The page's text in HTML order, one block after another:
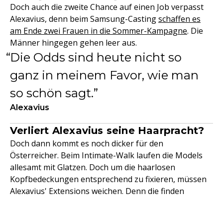
Doch auch die zweite Chance auf einen Job verpasst
Alexavius, denn beim Samsung-Castingschaffen es
am Ende zwei Frauen in die Sommer-Kampagne. Die
Männer hingegen gehen leer aus.
Die Odds sind heute nicht so
ganz in meinem Favor, wie man
so schön sagt.
Alexavius
Verliert Alexavius seine Haarpracht?
Doch dann kommt es noch dicker für den
Österreicher. Beim Intimate-Walk laufen die Models
allesamt mit Glatzen. Doch um die haarlosen
Kopfbedeckungen entsprechend zu fixieren, müssen
Alexavius' Extensions weichen. Denn die finden